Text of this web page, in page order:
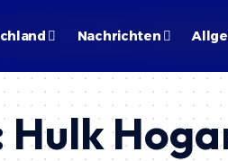
Nachrichten
Hulk